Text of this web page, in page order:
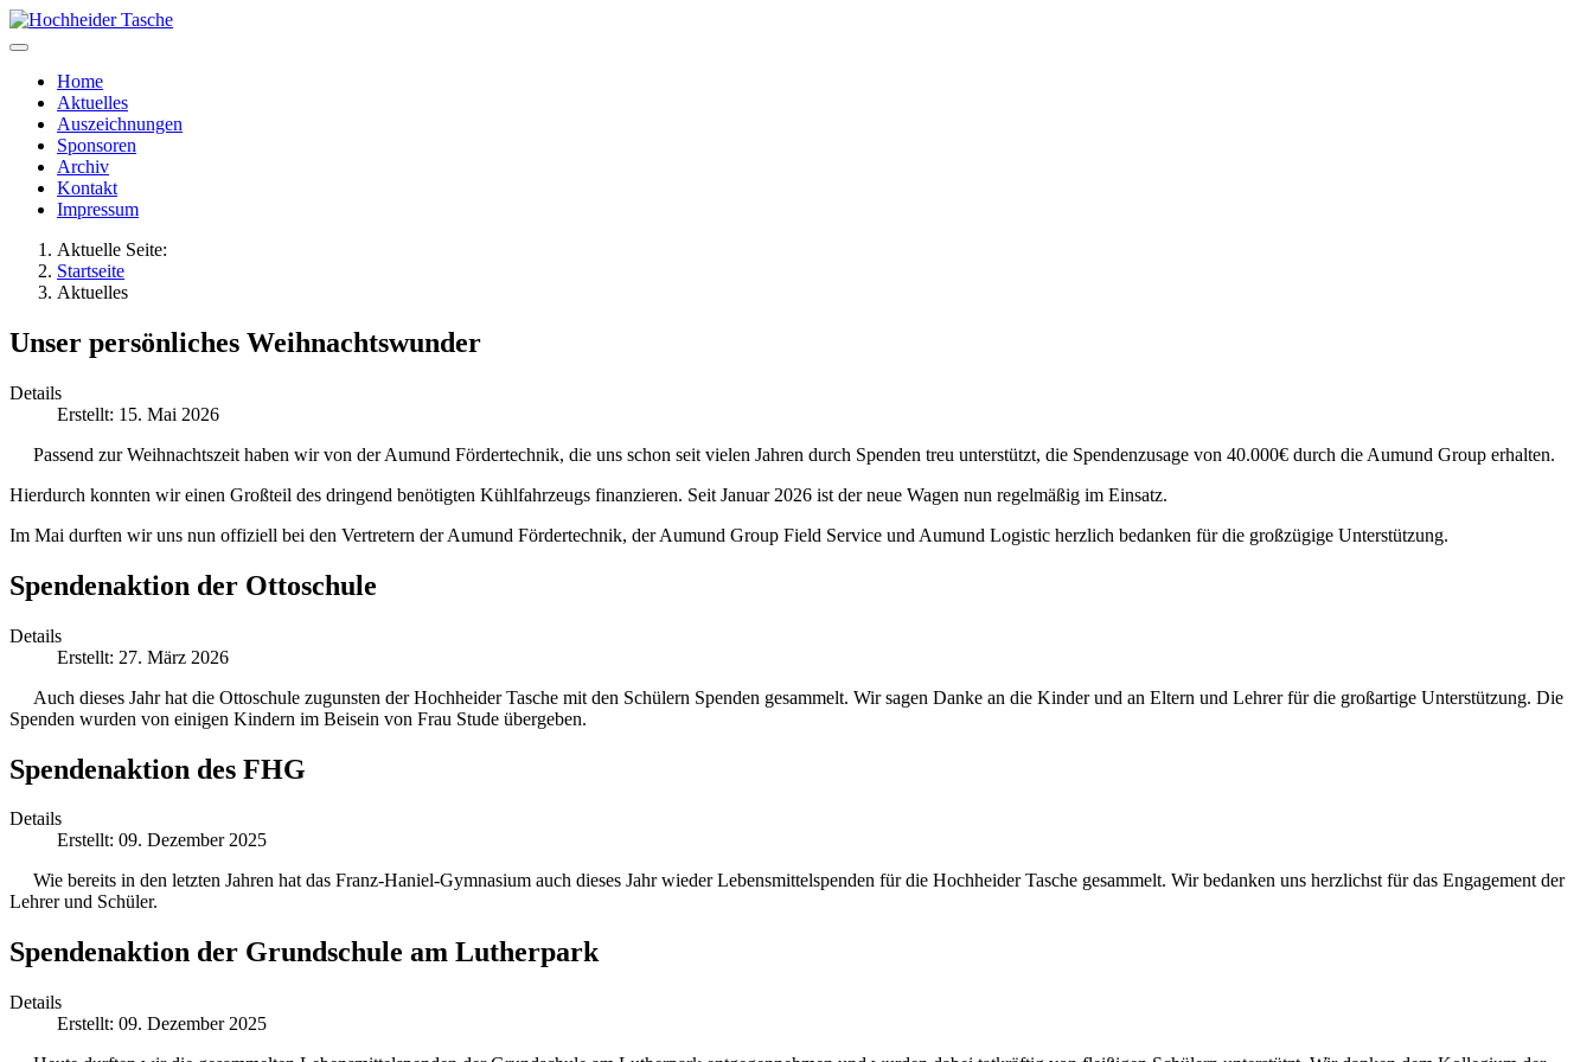
Home
Aktuelles
Auszeichnungen
Sponsoren
Archiv
Kontakt
Impressum
Aktuelle Seite:
Startseite
Aktuelles
Unser persönliches Weihnachtswunder
Details
Erstellt: 15. Mai 2026
Passend zur Weihnachtszeit haben wir von der Aumund Fördertechnik, die uns schon seit vielen Jahren durch Spenden treu unterstützt, die Spendenzusage von 40.000€ durch die Aumund Group erhalten.
Hierdurch konnten wir einen Großteil des dringend benötigten Kühlfahrzeugs finanzieren. Seit Januar 2026 ist der neue Wagen nun regelmäßig im Einsatz.
Im Mai durften wir uns nun offiziell bei den Vertretern der Aumund Fördertechnik, der Aumund Group Field Service und Aumund Logistic herzlich bedanken für die großzügige Unterstützung.
Spendenaktion der Ottoschule
Details
Erstellt: 27. März 2026
Auch dieses Jahr hat die Ottoschule zugunsten der Hochheider Tasche mit den Schülern Spenden gesammelt. Wir sagen Danke an die Kinder und an Eltern und Lehrer für die großartige Unterstützung. Die
Spenden wurden von einigen Kindern im Beisein von Frau Stude übergeben.
Spendenaktion des FHG
Details
Erstellt: 09. Dezember 2025
Wie bereits in den letzten Jahren hat das Franz-Haniel-Gymnasium auch dieses Jahr wieder Lebensmittelspenden für die Hochheider Tasche gesammelt. Wir bedanken uns herzlichst für das Engagement der
Lehrer und Schüler.
Spendenaktion der Grundschule am Lutherpark
Details
Erstellt: 09. Dezember 2025